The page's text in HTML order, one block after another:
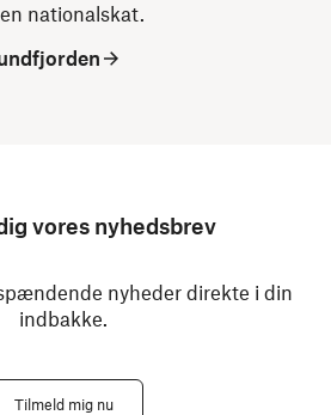
nationalskat.
vores nyhedsbrev
nyheder direkte i din
indbakke.
Tilmeld mig nu